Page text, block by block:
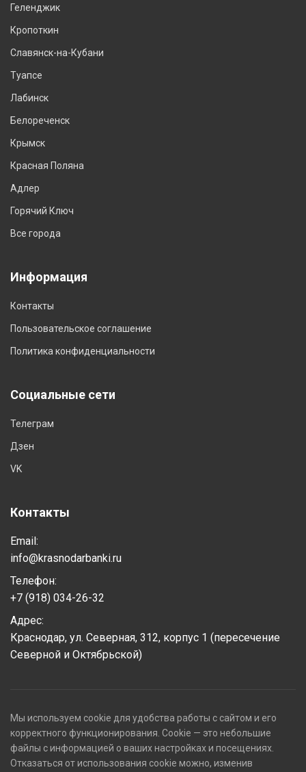
Геленджик
Кропоткин
Славянск-на-Кубани
Туапсе
Лабинск
Белореченск
Крымск
Красная Поляна
Адлер
Горячий Ключ
Все города
Информация
Контакты
Пользовательское соглашение
Политика конфиденциальности
Социальные сети
Телеграм
Дзен
VK
Контакты
Email:
info@krasnodarbanki.ru
Телефон:
+7 (918) 034-26-32
Адрес:
Краснодар, ул. Северная, 312, корпус 1 (пересечение
Северной и Октябрьской)
Мы используем cookie для удобства работы с сайтом и его
корректного функционирования. Cookie — это небольшие
файлы с информацией о ваших настройках и посещениях.
Отказаться от использования cookie можно, изменив